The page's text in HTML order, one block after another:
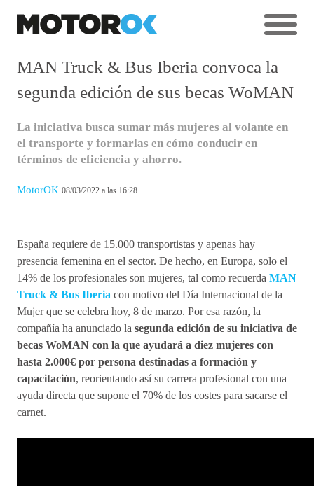
MAN Truck & Bus Iberia convoca la
segunda edición de sus becas WoMAN
La iniciativa busca sumar más mujeres al volante en
el transporte y formarlas en cómo conducir en
términos de eficiencia y ahorro.
MotorOK 08/03/2022 a las 16:28
España requiere de 15.000 transportistas y apenas hay
presencia femenina en el sector. De hecho, en Europa, solo el
14% de los profesionales son mujeres, tal como recuerda MAN
Truck & Bus Iberia con motivo del Día Internacional de la
Mujer que se celebra hoy, 8 de marzo. Por esa razón, la
compañía ha anunciado la segunda edición de su iniciativa de
becas WoMAN con la que ayudará a diez mujeres con
hasta 2.000€ por persona destinadas a formación y
capacitación, reorientando así su carrera profesional con una
ayuda directa que supone el 70% de los costes para sacarse el
carnet.